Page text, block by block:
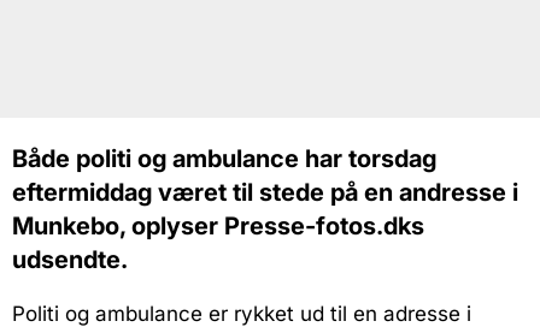
Både politi og ambulance har torsdag
eftermiddag været til stede på en andresse i
Munkebo, oplyser Presse-fotos.dks
udsendte.
Politi og ambulance er rykket ud til en adresse i